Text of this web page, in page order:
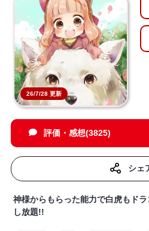
26/7/28 更新
評価・感想(3825)
シェ
神様からもらった能力で白虎もド
し放題!!